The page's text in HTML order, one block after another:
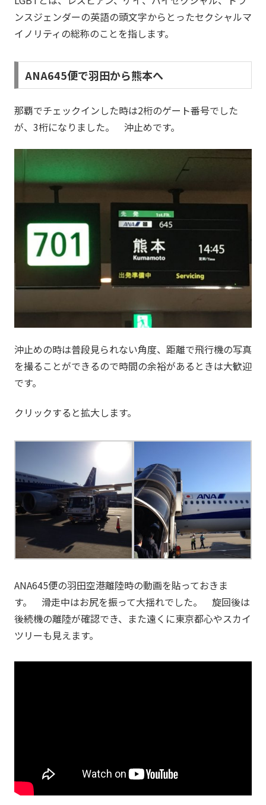
ンスジェンダーの英語の頭文字からとったセクシャルマ
イノリティの総称のことを指します。
ANA645便で羽田から熊本へ
那覇でチェックインした時は2桁のゲート番号でした
が、3桁になりました。 沖止めです。
沖止めの時は普段見られない角度、距離で飛行機の写真
を撮ることができるので時間の余裕があるときは大歓迎
です。
クリックすると拡大します。
ANA645便の羽田空港離陸時の動画を貼っておきま
す。 滑走中はお尻を振って大揺れでした。 旋回後は
後続機の離陸が確認でき、また遠くに東京都心やスカイ
ツリーも見えます。